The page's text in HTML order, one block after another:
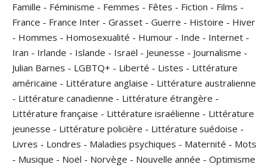
Famille - Féminisme - Femmes - Fêtes - Fiction - Films -
France - France Inter - Grasset - Guerre - Histoire - Hiver
- Hommes - Homosexualité - Humour - Inde - Internet -
Iran - Irlande - Islande - Israël - Jeunesse - Journalisme -
Julian Barnes - LGBTQ+ - Liberté - Listes - Littérature
américaine - Littérature anglaise - Littérature australienne
- Littérature canadienne - Littérature étrangère -
Littérature française - Littérature israélienne - Littérature
jeunesse - Littérature policière - Littérature suédoise -
Livres - Londres - Maladies psychiques - Maternité - Mots
- Musique - Noël - Norvège - Nouvelle année - Optimisme